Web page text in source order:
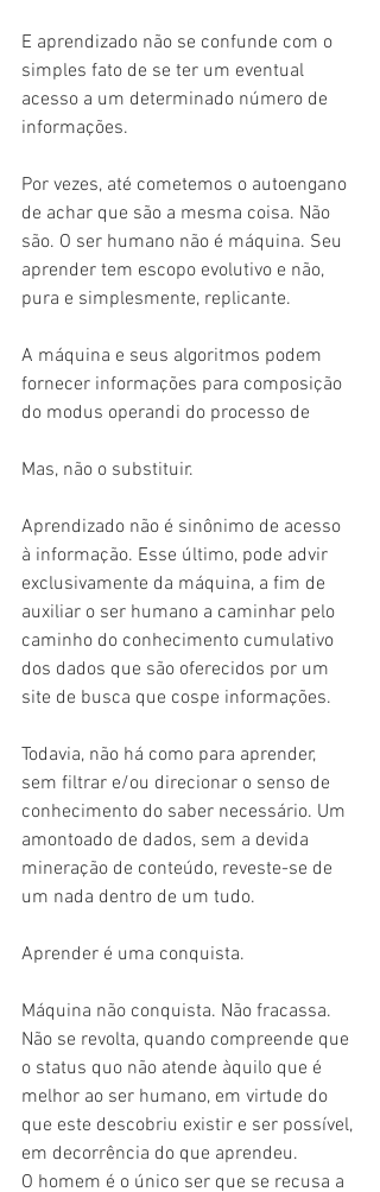
E aprendizado não se confunde com o
simples fato de se ter um eventual
acesso a um determinado número de
informações.
Por vezes, até cometemos o autoengano
de achar que são a mesma coisa. Não
são. O ser humano não é máquina. Seu
aprender tem escopo evolutivo e não,
pura e simplesmente, replicante.
A máquina e seus algoritmos podem
fornecer informações para composição
do modus operandi do processo de
Mas, não o substituir.
Aprendizado não é sinônimo de acesso
à informação. Esse último, pode advir
exclusivamente da máquina, a fim de
auxiliar o ser humano a caminhar pelo
caminho do conhecimento cumulativo
dos dados que são oferecidos por um
site de busca que cospe informações.
Todavia, não há como para aprender,
sem filtrar e/ou direcionar o senso de
conhecimento do saber necessário. Um
amontoado de dados, sem a devida
mineração de conteúdo, reveste-se de
um nada dentro de um tudo.
Aprender é uma conquista.
Máquina não conquista. Não fracassa.
Não se revolta, quando compreende que
o status quo não atende àquilo que é
melhor ao ser humano, em virtude do
que este descobriu existir e ser possível,
em decorrência do que aprendeu.
O homem é o único ser que se recusa a